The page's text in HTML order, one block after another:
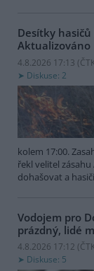
Desítky
Aktualizováno
4.8.2026 17:13 (
Diskuse: 2
kolem 17:00.
řekl velitel
dohašovat a
Vodojem pro
prázdný, lidé
4.8.2026 17:12 (
Diskuse: 5